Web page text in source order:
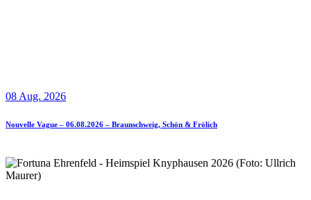
08 Aug. 2026
Nouvelle Vague – 06.08.2026 – Braunschweig, Schön & Frölich